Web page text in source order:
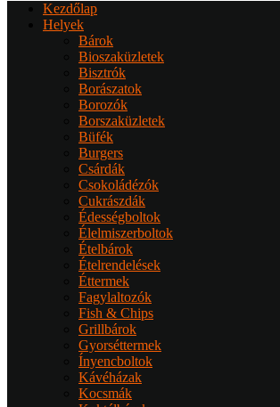
Kezdőlap
Helyek
Bárok
Bioszaküzletek
Bisztrók
Borászatok
Borozók
Borszaküzletek
Büfék
Burgers
Csárdák
Csokoládézók
Cukrászdák
Édességboltok
Élelmiszerboltok
Ételbárok
Ételrendelések
Éttermek
Fagylaltozók
Fish & Chips
Grillbárok
Gyorséttermek
Ínyencboltok
Kávéházak
Kocsmák